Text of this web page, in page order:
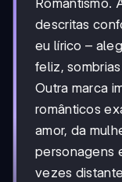
Romantismo.
descritas
eu lírico –
feliz,
Outra marca
românticos
amor, da
personagens
vezes